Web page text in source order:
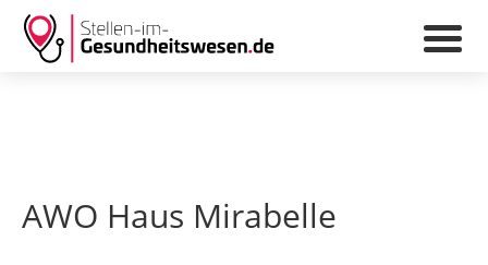
AWO Haus Mirabelle